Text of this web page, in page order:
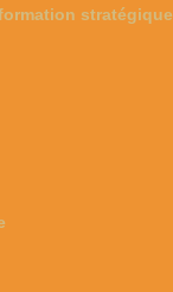
stratégique